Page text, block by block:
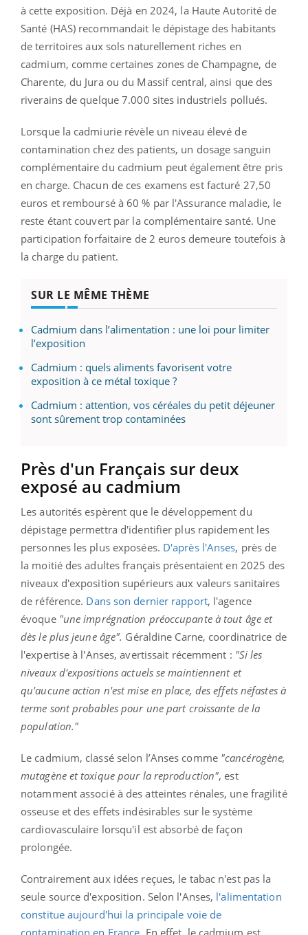
à cette exposition. Déjà en 2024, la Haute Autorité de
Santé (HAS) recommandait le dépistage des habitants
de territoires aux sols naturellement riches en
cadmium, comme certaines zones de Champagne, de
Charente, du Jura ou du Massif central, ainsi que des
riverains de quelque 7.000 sites industriels pollués.
Lorsque la cadmiurie révèle un niveau élevé de
contamination chez des patients, un dosage sanguin
complémentaire du cadmium peut également être pris
en charge. Chacun de ces examens est facturé 27,50
euros et remboursé à 60 % par l'Assurance maladie, le
reste étant couvert par la complémentaire santé. Une
participation forfaitaire de 2 euros demeure toutefois à
la charge du patient.
SUR LE MÊME THÈME
Cadmium dans l’alimentation : une loi pour limiter
l’exposition
Cadmium : quels aliments favorisent votre
exposition à ce métal toxique ?
Cadmium : attention, vos céréales du petit déjeuner
sont sûrement trop contaminées
Près d'un Français sur deux
exposé au cadmium
Les autorités espèrent que le développement du
dépistage permettra d'identifier plus rapidement les
personnes les plus exposées. D'après l'Anses, près de
la moitié des adultes français présentaient en 2025 des
niveaux d'exposition supérieurs aux valeurs sanitaires
de référence. Dans son dernier rapport, l'agence
évoque "une imprégnation préoccupante à tout âge et
dès le plus jeune âge". Géraldine Carne, coordinatrice de
l'expertise à l'Anses, avertissait récemment : "Si les
niveaux d'expositions actuels se maintiennent et
qu'aucune action n'est mise en place, des effets néfastes à
terme sont probables pour une part croissante de la
population."
Le cadmium, classé selon l’Anses comme"cancérogène,
mutagène et toxique pour la reproduction", est
notamment associé à des atteintes rénales, une fragilité
osseuse et des effets indésirables sur le système
cardiovasculaire lorsqu'il est absorbé de façon
prolongée.
Contrairement aux idées reçues, le tabac n'est pas la
seule source d'exposition. Selon l'Anses, l'alimentation
constitue aujourd'hui la principale voie de
contamination en France . En effet, le cadmium est